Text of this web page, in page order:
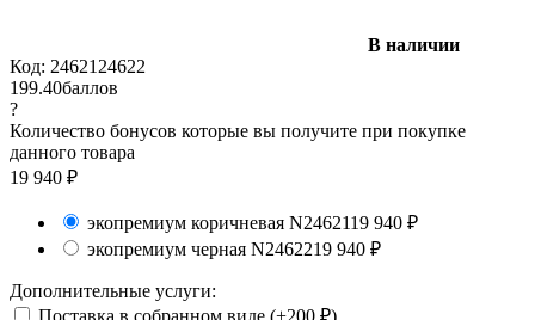
В наличии
Код: 24621 24622
199.40баллов
?
Количество бонусов которые вы получите при покупке
данного товара
19 940 ₽
экопремиум коричневая N2462119 940 ₽
экопремиум черная N2462219 940 ₽
Дополнительные услуги:
Поставка в собранном виде (+200 ₽)